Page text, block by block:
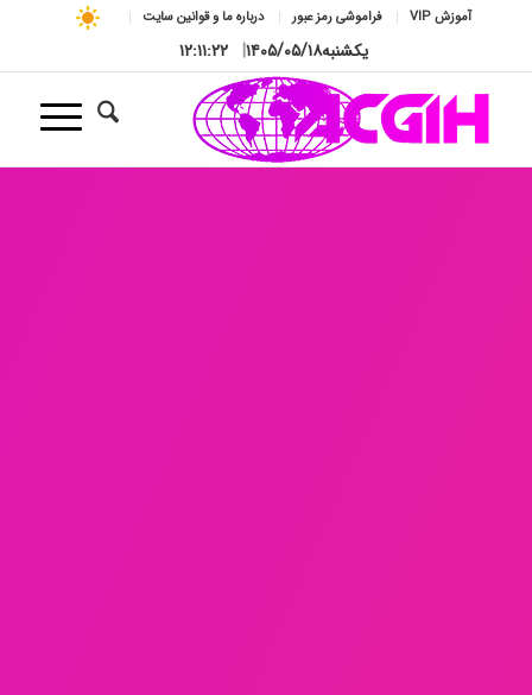
آموزش VIP فراموشی رمز عبور درباره ما و قوانین سایت
یکشنبه۱۴۰۵/۰۵/۱۸| ۱۲:۱۱:۲۳